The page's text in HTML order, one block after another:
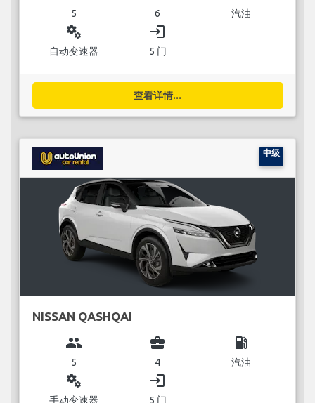
5 6 汽油
miscellaneous_services
自动变速器
login
5 门
查看详情...
中级
NISSAN QASHQAI
group
5
business_center
4
local_gas_station
汽油
miscellaneous_services
手动变速器
login
5 门